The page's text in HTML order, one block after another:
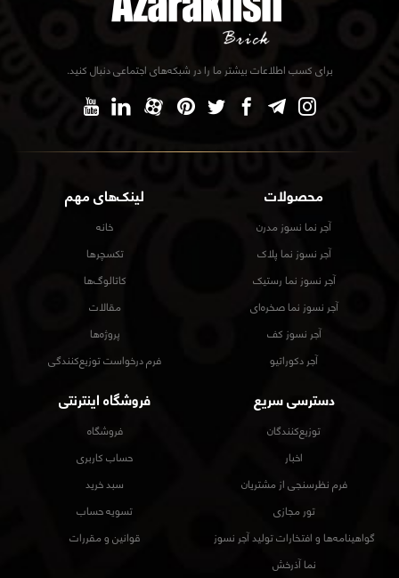
محصولات
آجر نما نسوز مدرن
آجر نسوز نما پلاک
آجر نسوز نما رستیک
آجر نسوز نما صخره‌ای
آجر نسوز کف
آجر دکوراتیو
لینک‌های مهم
خانه
تکسچرها
کاتالوگ‌ها
مقالات
پروژه‌ها
فرم درخواست توزیع‌کنندگی
برای کسب اطلاعات بیشتر ما را در شبکه‌های اجتماعی دنبال کنید.
دسترسی سریع
توزیع‌کنندگان
اخبار
فرم نظرسنجی از مشتریان
تور مجازی
گواهینامه‌ها و افتخارات تولید آجر نسوز
نما آذرخش
فروشگاه اینترنتی
فروشگاه
حساب کاربری
سبد خرید
تسویه حساب
قوانین و مقررات